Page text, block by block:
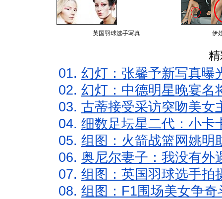
英国羽球选手写真 伊
01. 幻灯：张馨予新写真曝
02. 幻灯：中德明星晚宴名
03. 古蒂接受采访突吻美女
04. 细数足坛星二代：小卡
05. 组图：火箭战篮网姚明
06. 奥尼尔妻子：我没有外
07. 组图：英国羽球选手拍
08. 组图：F1围场美女争